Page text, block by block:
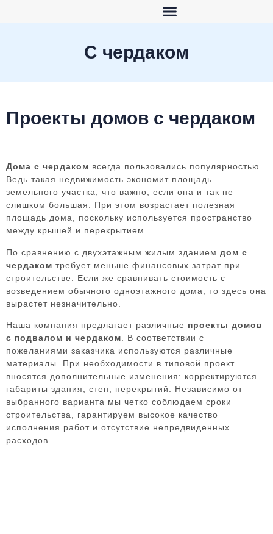
С чердаком
Проекты домов с чердаком
Дома с чердаком всегда пользовались популярностью.
Ведь такая недвижимость экономит площадь
земельного участка, что важно, если она и так не
слишком большая. При этом возрастает полезная
площадь дома, поскольку используется пространство
между крышей и перекрытием.
По сравнению с двухэтажным жилым зданием дом с
чердаком требует меньше финансовых затрат при
строительстве. Если же сравнивать стоимость с
возведением обычного одноэтажного дома, то здесь она
вырастет незначительно.
Наша компания предлагает различные проекты домов
с подвалом и чердаком . В соответствии с
пожеланиями заказчика используются различные
материалы. При необходимости в типовой проект
вносятся дополнительные изменения: корректируются
габариты здания, стен, перекрытий. Независимо от
выбранного варианта мы четко соблюдаем сроки
строительства, гарантируем высокое качество
исполнения работ и отсутствие непредвиденных
расходов.